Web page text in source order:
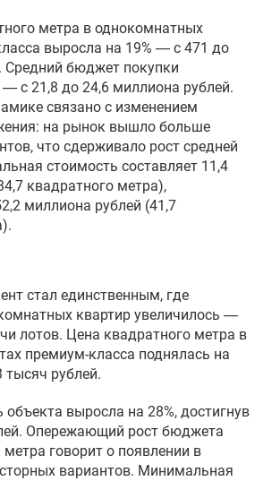
метра в однокомнатных
выросла на 19% — с 471 до
Средний бюджет покупки
— с 21,8 до 24,6 миллиона рублей.
связано с изменением
на рынок вышло больше
что сдерживало рост средней
стоимость составляет 11,4
квадратного метра),
миллиона рублей (41,7
стал единственным, где
квартир увеличилось —
лотов. Цена квадратного метра в
премиум-класса поднялась на
рублей.
выросла на 28%, достигнув
Опережающий рост бюджета
говорит о появлении в
вариантов. Минимальная